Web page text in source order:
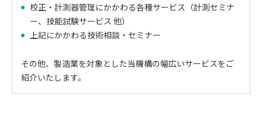
校正・計測器管理にかかわる各種サービス（計測セミナ
ー、技能試験サービス 他）
上記にかかわる技術相談・セミナー
その他、製造業を対象とした当機構の幅広いサービスをご
紹介いたします。